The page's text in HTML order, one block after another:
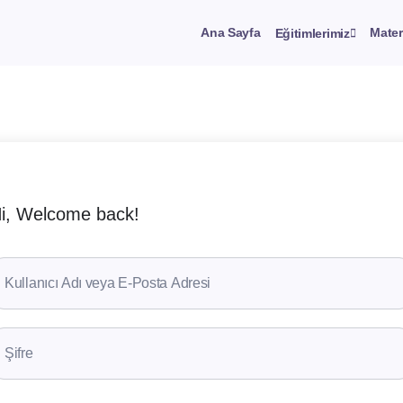
Ana Sayfa Eğitimlerimiz
Welcome back!